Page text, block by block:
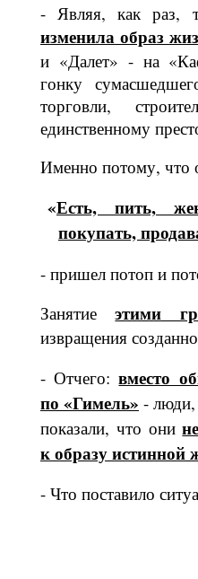
- Являя, как раз,
изменила образ
и «Далет» - на
гонку
торговли,
единственному
Именно потому, что
«Есть, пить,
покупать,
- пришел потоп и
Занятиеэтими
извращения
- Отчего:вместо
по «Гимель» - люди,
показали, что они
к образу истинной
- Что поставило